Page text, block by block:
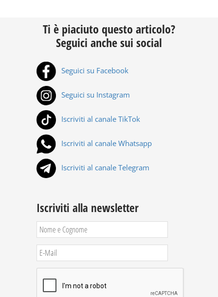
Ti è piaciuto questo articolo?
Seguici anche sui social
Seguici su Facebook
Seguici su Instagram
Iscriviti al canale TikTok
Iscriviti al canale Whatsapp
Iscriviti al canale Telegram
Iscriviti alla newsletter